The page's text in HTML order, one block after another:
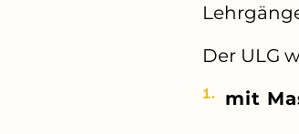
Der ULG
mit